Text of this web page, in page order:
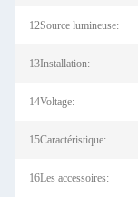
12Source lumineuse:
13Installation:
14Voltage:
15Caractéristique:
16Les accessoires: